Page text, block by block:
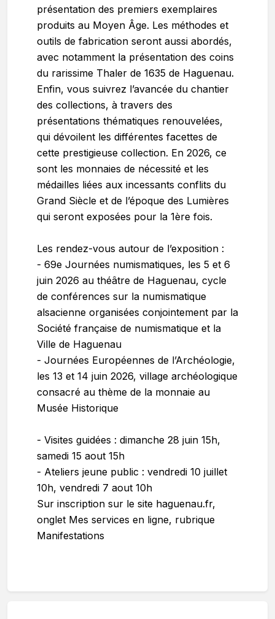
présentation des premiers exemplaires
produits au Moyen Âge. Les méthodes et
outils de fabrication seront aussi abordés,
avec notamment la présentation des coins
du rarissime Thaler de 1635 de Haguenau.
Enfin, vous suivrez l’avancée du chantier
des collections, à travers des
présentations thématiques renouvelées,
qui dévoilent les différentes facettes de
cette prestigieuse collection. En 2026, ce
sont les monnaies de nécessité et les
médailles liées aux incessants conflits du
Grand Siècle et de l’époque des Lumières
qui seront exposées pour la 1ère fois.
Les rendez-vous autour de l’exposition :
- 69e Journées numismatiques, les 5 et 6
juin 2026 au théâtre de Haguenau, cycle
de conférences sur la numismatique
alsacienne organisées conjointement par la
Société française de numismatique et la
Ville de Haguenau
- Journées Européennes de l’Archéologie,
les 13 et 14 juin 2026, village archéologique
consacré au thème de la monnaie au
Musée Historique
- Visites guidées : dimanche 28 juin 15h,
samedi 15 aout 15h
- Ateliers jeune public : vendredi 10 juillet
10h, vendredi 7 aout 10h
Sur inscription sur le site haguenau.fr,
onglet Mes services en ligne, rubrique
Manifestations